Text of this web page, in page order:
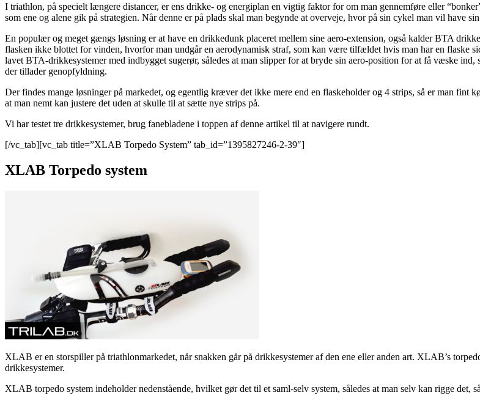
I triathlon, på specielt længere distancer, er ens drikke- og energiplan en vigtig faktor for om man gennemføre eller
som ene og alene gik på strategien. Når denne er på plads skal man begynde at overveje, hvor på sin cykel man vil have
En populær og meget gængs løsning er at have en drikkedunk placeret mellem sine aero-extension, også kalder BTA
flasken ikke blottet for vinden, hvorfor man undgår en aerodynamisk straf, som kan være tilfældet hvis man har en flaske
lavet BTA-drikkesystemer med indbygget sugerør, således at man slipper for at bryde sin aero-position for at få væske
der tillader genopfyldning.
Der findes mange løsninger på markedet, og egentlig kræver det ikke mere end en flaskeholder og 4 strips, så er man fint
at man nemt kan justere det uden at skulle til at sætte nye strips på.
Vi har testet tre drikkesystemer, brug fanebladene i toppen af denne artikel til at navigere rundt.
[/vc_tab][vc_tab title=”XLAB Torpedo System” tab_id=”1395827246-2-39″]
XLAB Torpedo system
XLAB er en storspiller på triathlonmarkedet, når snakken går på drikkesystemer af den ene eller anden art. XLAB’s
drikkesystemer.
XLAB torpedo system indeholder nedenstående, hvilket gør det til et saml-selv system, således at man selv kan rigge det,